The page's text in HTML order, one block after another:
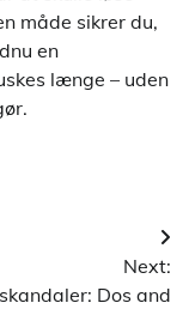
måde sikrer du,
en
længe – uden
Next:
Dos and